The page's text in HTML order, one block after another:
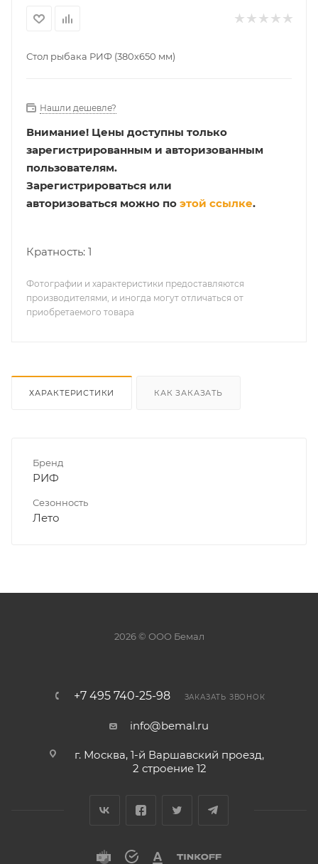
Стол рыбака РИФ (380х650 мм)
Нашли дешевле?
Внимание! Цены доступны только
зарегистрированным и авторизованным
пользователям.
Зарегистрироваться или
авторизоваться можно по этой ссылке.
Кратность: 1
Фотографии и характеристики предоставляются
производителями, и иногда могут отличаться от
приобретаемого товара
ХАРАКТЕРИСТИКИ КАК ЗАКАЗАТЬ
Бренд
РИФ
Сезонность
Лето
2026 © ООО Бемал
+7 495 740-25-98 ЗАКАЗАТЬ ЗВОНОК
info@bemal.ru
г. Москва, 1-й Варшавский проезд,
2 строение 12